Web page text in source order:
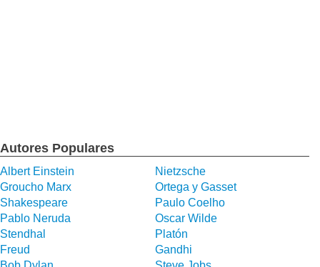
Autores Populares
Albert Einstein
Nietzsche
Groucho Marx
Ortega y Gasset
Shakespeare
Paulo Coelho
Pablo Neruda
Oscar Wilde
Stendhal
Platón
Freud
Gandhi